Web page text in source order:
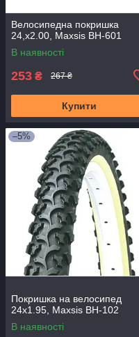
Велосипедна покришка
24,x2.00, Maxsis BH-601
В наявності
253 ₴ 267 ₴
Купити
–5%
Покришка на велосипед
24x1.95, Maxsis BH-102
В наявності